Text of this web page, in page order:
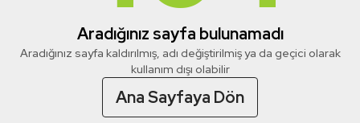
Aradığınız sayfa bulunamadı
Aradığınız sayfa kaldırılmış, adı değiştirilmiş ya da geçici olarak
kullanım dışı olabilir
Ana Sayfaya Dön